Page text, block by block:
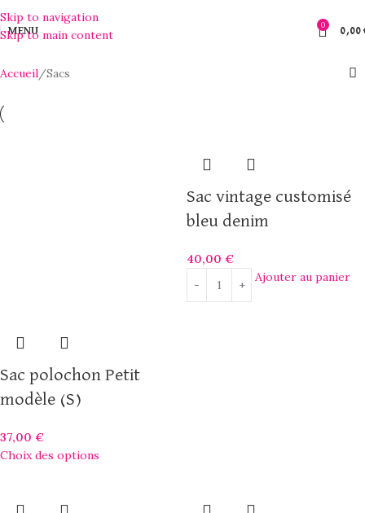
Skip to navigation
Skip to main content
MENU
0
0,00
Accueil Sacs
Sac polochon Petit
modèle (S)
37,00 €
Choix des options
Sac vintage customisé
bleu denim
40,00 €
Ajouter au panier